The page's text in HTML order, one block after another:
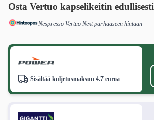
Osta Vertuo kapselikeitin edullisesti
Nespresso Vertuo Next parhaaseen hintaan
Sisältää kuljetusmaksun 4.7 euroa